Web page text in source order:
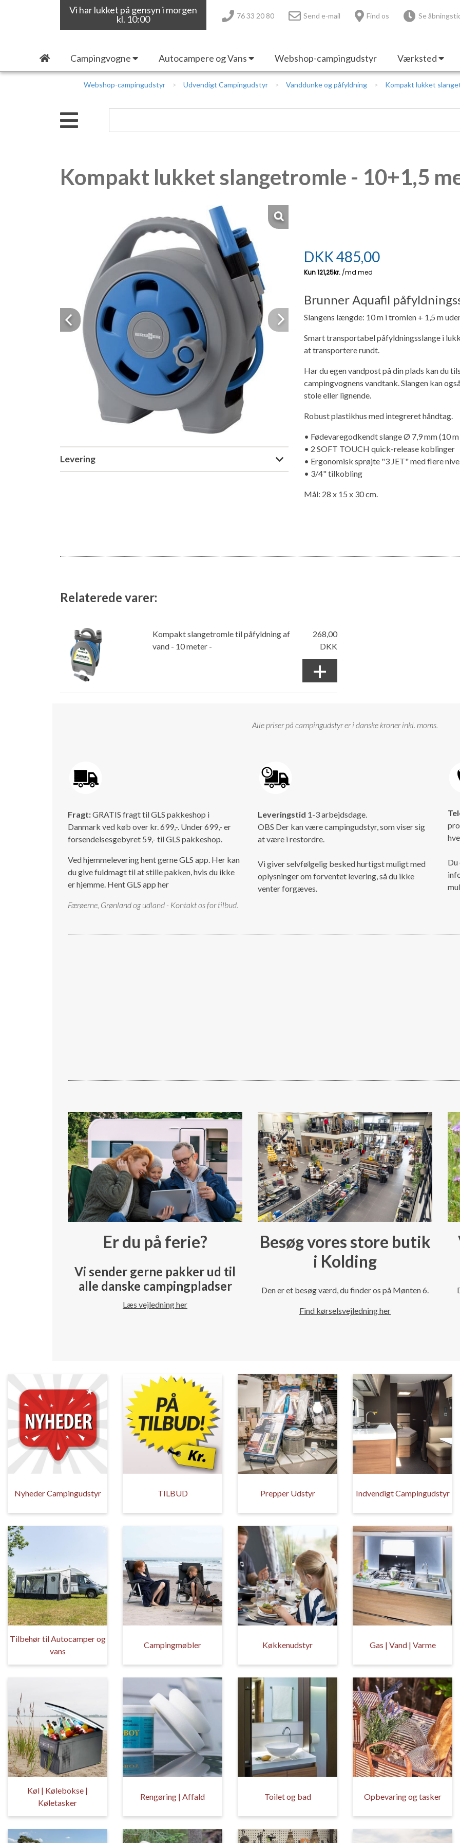
Vi har lukket på gensyn i morgen
kl. 10:00
76 33 20 80 Send e-mail Find os Se
Campingvogne Autocampere og Vans Webshop-campingudstyr Værksted
Webshop-campingudstyr Udvendigt Campingudstyr Vanddunke og påfyldning Kompakt lukket
Kompakt lukket slangetromle - 10+1,5
Previous Next
Levering
DKK485,00
Brunner Aquafil
Slangens længde: 10 m i tromlen + 1,5 m
Smart transportabel påfyldningsslange i
at transportere rundt.
Har du egen vandpost på din plads kan du
campingvognens vandtank. Slangen kan
stole eller lignende.
Robust plastikhus med integreret håndtag.
• Fødevaregodkendt slange Ø 7,9 mm (10 m
• 2 SOFT TOUCH quick-release koblinger
• Ergonomisk sprøjte "3 JET" med flere
• 3/4" tilkobling
Mål: 28 x 15 x 30 cm.
Relaterede varer:
Kompakt slangetromle til påfyldning af
vand - 10 meter -
268,00
DKK
+
Alle priser på campingudstyr er i danske kroner inkl. moms.
Fragt:GRATIS fragt til GLS pakkeshop i
Danmark ved køb over kr. 699,-. Under 699,- er
forsendelsesgebyret 59,- til GLS pakkeshop.
Ved hjemmelevering hent gerne GLS app. Her kan
du give fuldmagt til at stille pakken, hvis du ikke
er hjemme. Hent GLS app her
Færøerne, Grønland og udland - Kontakt os for tilbud.
Leveringstid 1-3 arbejdsdage.
OBS Der kan være campingudstyr, som viser sig
at være i restordre.
Vi giver selvfølgelig besked hurtigst muligt med
oplysninger om forventet levering, så du ikke
venter forgæves.
Du
Er du på ferie?
Vi sender gerne pakker ud til
alle danske campingpladser
Læs vejledning her
Besøg vores store butik
i Kolding
Den er et besøg værd, du finder os på Mønten 6.
Find kørselsvejledning her
Nyheder Campingudstyr TILBUD Prepper Udstyr Indvendigt Campingudstyr
Tilbehør til Autocamper og
vans
Campingmøbler Køkkenudstyr Gas | Vand | Varme
Køl | Kølebokse |
Køletasker
Rengøring | Affald Toilet og bad Opbevaring og tasker